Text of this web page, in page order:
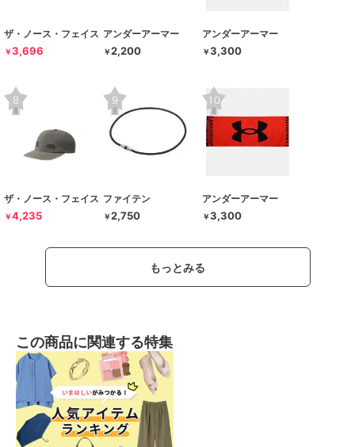
ザ・ノース・フェイス
￥3,696
アンダーアーマー
￥2,200
アンダーアーマー
￥3,300
ザ・ノース・フェイス
￥4,235
ファイテン
￥2,750
アンダーアーマー
￥3,300
もっとみる
この商品に関連する特集